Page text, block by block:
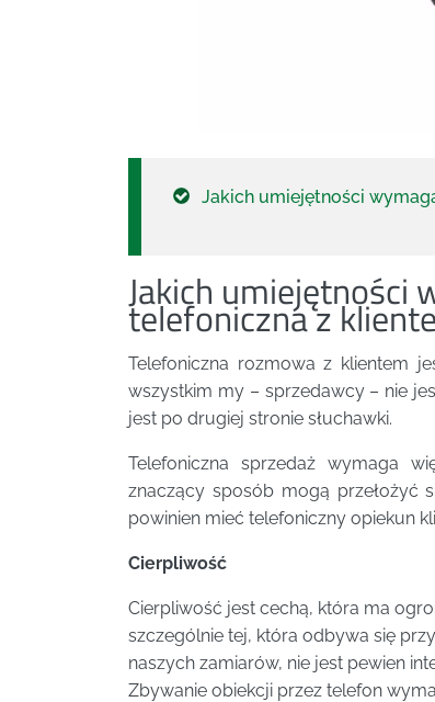
Jakich umiejętności
Jakich umiejętności
telefoniczna z
Telefoniczna rozmowa z klientem
wszystkim my – sprzedawcy – nie
jest po drugiej stronie słuchawki.
Telefoniczna sprzedaż wymaga
znaczący sposób mogą przełożyć
powinien mieć telefoniczny opiekun
Cierpliwość
Cierpliwość jest cechą, która ma
szczególnie tej, która odbywa się
naszych zamiarów, nie jest pewien
Zbywanie obiekcji przez telefon